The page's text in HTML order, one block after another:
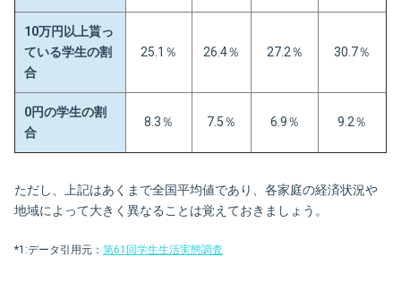
10万円以上貰っ
ている学生の割
合
25.1％ 26.4％ 27.2％ 30.7％
0円の学生の割
合
8.3％ 7.5％ 6.9％ 9.2％
ただし、上記はあくまで全国平均値であり、各家庭の経済状況や
地域によって大きく異なることは覚えておきましょう。
*1:データ引用元： 第61回学生生活実態調査